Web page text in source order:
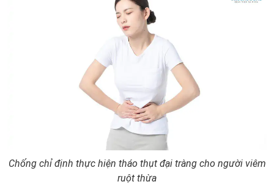
Chống chỉ định thực hiện tháo thụt đại tràng cho người viêm
ruột thừa